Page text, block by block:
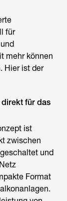
für
mehr können
Hier ist der
direkt für das
ist
zwischen
und
Format